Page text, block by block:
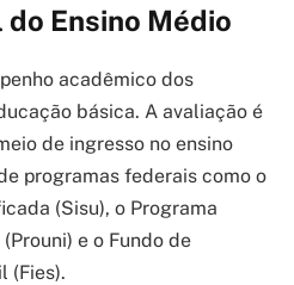
Ensino Médio
acadêmico dos
básica. A avaliação é
de ingresso no ensino
programas federais como o
(Sisu), o Programa
e o Fundo de
(Fies).